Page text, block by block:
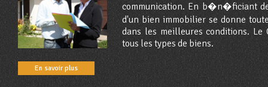
communication. En b�n�ficiant
d'un bien immobilier se donne
dans les meilleures conditions.
tous les types de biens.
En savoir plus